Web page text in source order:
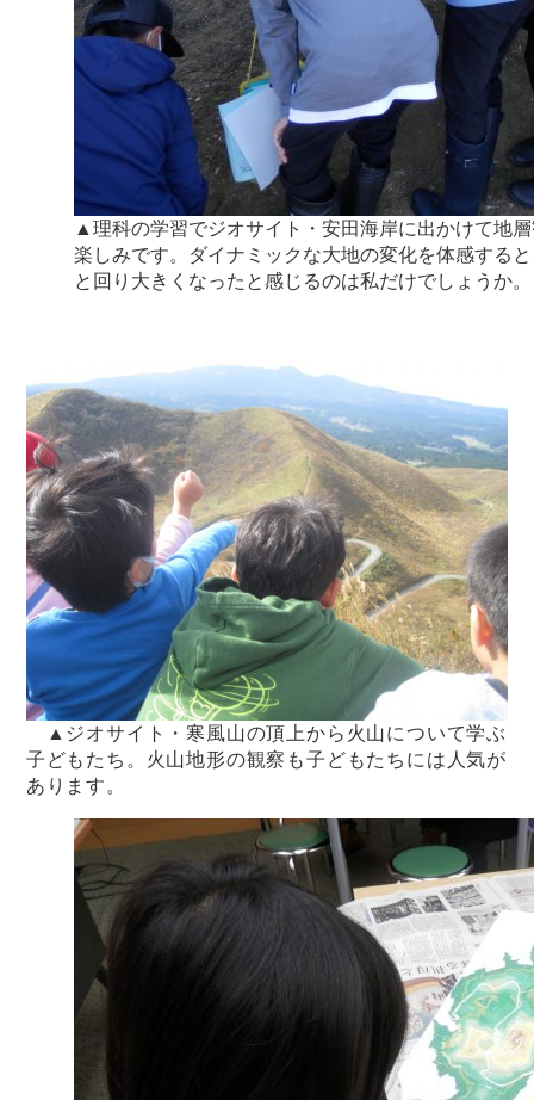
▲理科の学習でジオサイト・安田海岸に出かけて地
楽しみです。ダイナミックな大地の変化を体感する
と回り大きくなったと感じるのは私だけでしょうか。
▲ジオサイト・寒風山の頂上から火山について学ぶ
子どもたち。火山地形の観察も子どもたちには人気が
あります。